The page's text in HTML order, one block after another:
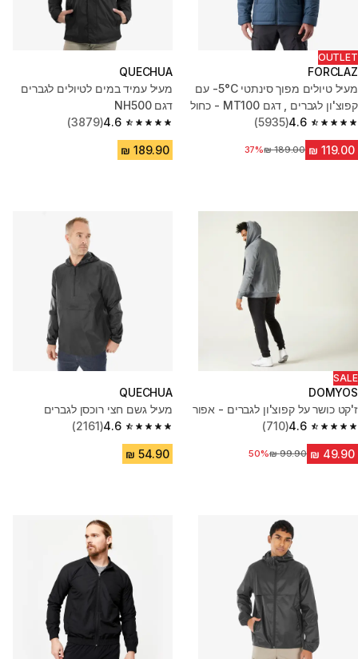
OUTLET
FORCLAZ
מעיל טיולים מפוך סינתטי 5°C- עם
קפוצ'ון לגברים , דגם MT100 - כחול
4.6
4.6 out of 5 stars from 5935 reviews
(5935)
מחיר לפני הנחה
37%
QUECHUA
מעיל עמיד במים לטיולים לגברים
דגם NH500
4.6
4.6 out of 5 stars from 3879 reviews
(3879)
SALE
DOMYOS
ז'קט כושר על קפוצ'ון לגברים - אפור
4.6
4.6 out of 5 stars from 710 reviews
(710)
מחיר לפני הנחה‏99.90 ₪
50%
QUECHUA
מעיל גשם חצי רוכסן לגברים
4.6
4.6 out of 5 stars from 2161 reviews
(2161)